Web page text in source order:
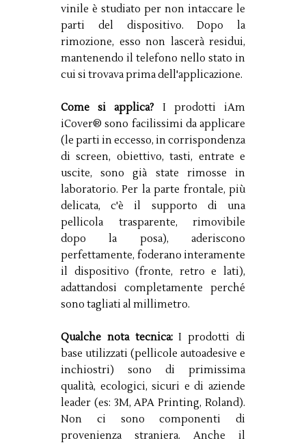
vinile è studiato per non intaccare le
parti del dispositivo. Dopo la
rimozione, esso non lascerà residui,
mantenendo il telefono nello stato in
cui si trovava prima dell'applicazione.
Come si applica? I prodotti iAm
iCover® sono facilissimi da applicare
(le parti in eccesso, in corrispondenza
di screen, obiettivo, tasti, entrate e
uscite, sono già state rimosse in
laboratorio. Per la parte frontale, più
delicata, c'è il supporto di una
pellicola trasparente, rimovibile
dopo la posa), aderiscono
perfettamente, foderano interamente
il dispositivo (fronte, retro e lati),
adattandosi completamente perché
sono tagliati al millimetro.
Qualche nota tecnica:I prodotti di
base utilizzati (pellicole autoadesive e
inchiostri) sono di primissima
qualità, ecologici, sicuri e di aziende
leader (es: 3M, APA Printing, Roland).
Non ci sono componenti di
provenienza straniera. Anche il